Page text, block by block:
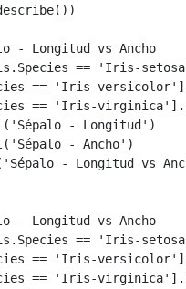
())
- Longitud vs Ancho
. Species == 'Iris-
== 'Iris-versicolor' ]
== 'Iris-virginica' ] .
( 'Sépalo - Longitud' )
( 'Sépalo - Ancho' )
'Sépalo - Longitud vs
- Longitud vs Ancho
. Species == 'Iris-
== 'Iris-versicolor' ]
== 'Iris-virginica' ] .